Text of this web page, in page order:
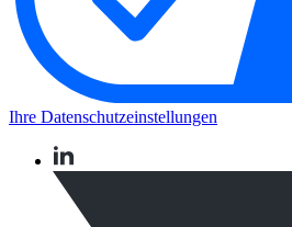
Ihre Datenschutzeinstellungen